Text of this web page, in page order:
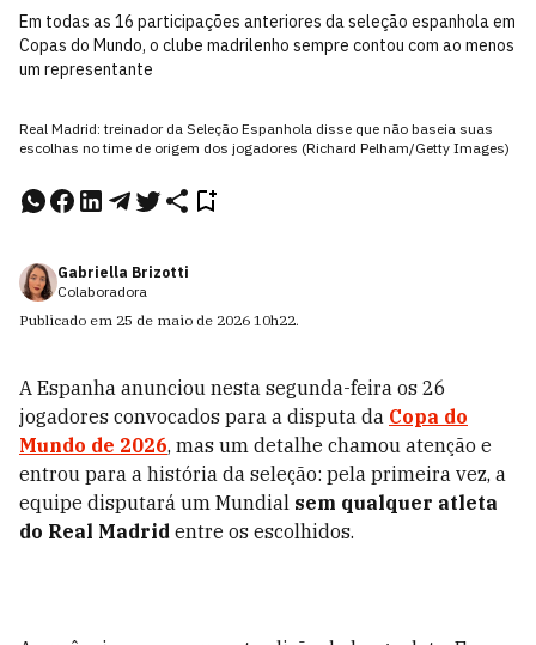
Em todas as 16 participações anteriores da seleção espanhola em
Copas do Mundo, o clube madrilenho sempre contou com ao menos
um representante
Real Madrid: treinador da Seleção Espanhola disse que não baseia suas
escolhas no time de origem dos jogadores (Richard Pelham/Getty Images)
Gabriella Brizotti
Colaboradora
Publicado em 25 de maio de 2026 10h22.
A Espanha anunciou nesta segunda-feira os 26
jogadores convocados para a disputa da Copa do
Mundo de 2026, mas um detalhe chamou atenção e
entrou para a história da seleção: pela primeira vez, a
equipe disputará um Mundial sem qualquer atleta
do Real Madrid entre os escolhidos.